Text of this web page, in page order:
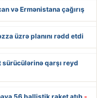
və Ermənistana çağırış
üzrə planını rədd etdi
sürücülərinə qarşı reyd
56 ballistik raket atıb -